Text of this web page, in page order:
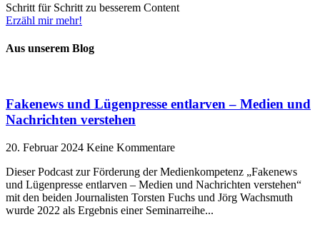
Schritt für Schritt zu besserem Content
Erzähl mir mehr!
Aus unserem Blog
Fakenews und Lügenpresse entlarven – Medien und
Nachrichten verstehen
20. Februar 2024 Keine Kommentare
Dieser Podcast zur Förderung der Medienkompetenz „Fakenews
und Lügenpresse entlarven – Medien und Nachrichten verstehen“
mit den beiden Journalisten Torsten Fuchs und Jörg Wachsmuth
wurde 2022 als Ergebnis einer Seminarreihe